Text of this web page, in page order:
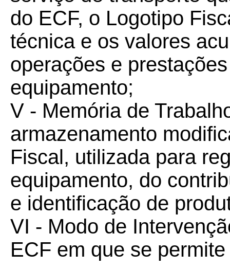
do ECF, o Logotipo
técnica e os valores
operações e
equipamento;
V - Memória de
armazenamento
Fiscal, utilizada para
equipamento, do
e identificação de
VI - Modo de
ECF em que se